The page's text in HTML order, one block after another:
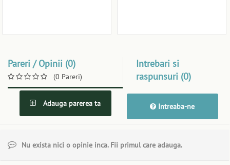
Pareri / Opinii (0)
(0 Pareri)
Intrebari si
raspunsuri (0)
Adauga parerea ta Intreaba-ne
Nu exista nici o opinie inca. Fii primul care adauga.